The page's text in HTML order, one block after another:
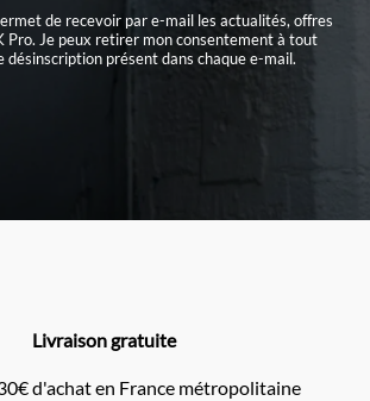
de recevoir par e-mail les actualités, offres
Pro. Je peux retirer mon consentement à tout
désinscription présent dans chaque e-mail.
Livraison gratuite
d'achat en France métropolitaine